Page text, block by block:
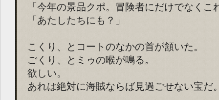
「今年の景品クポ。冒険者にだけでなく
「あたしたちにも？」
こくり、とコートのなかの首が頷いた。
ごくり、とミゥの喉が鳴る。
欲しい。
あれは絶対に海賊ならば見過ごせない宝だ